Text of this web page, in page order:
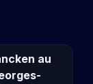
au